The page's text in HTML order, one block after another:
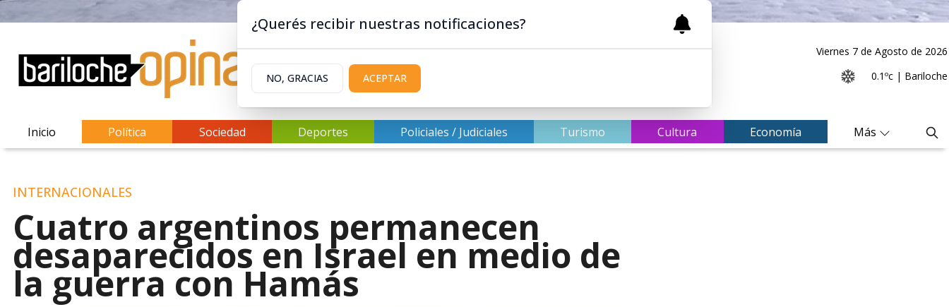
Viernes 7 de Agosto de 2026
0.1ºc | Bariloche
Inicio Política Sociedad Deportes Policiales / Judiciales Turismo Cultura Economía Más
INTERNACIONALES
Cuatro argentinos permanecen
desaparecidos en Israel en medio de
la guerra con Hamás
¿Querés recibir nuestras notificaciones?
NO, GRACIAS ACEPTAR